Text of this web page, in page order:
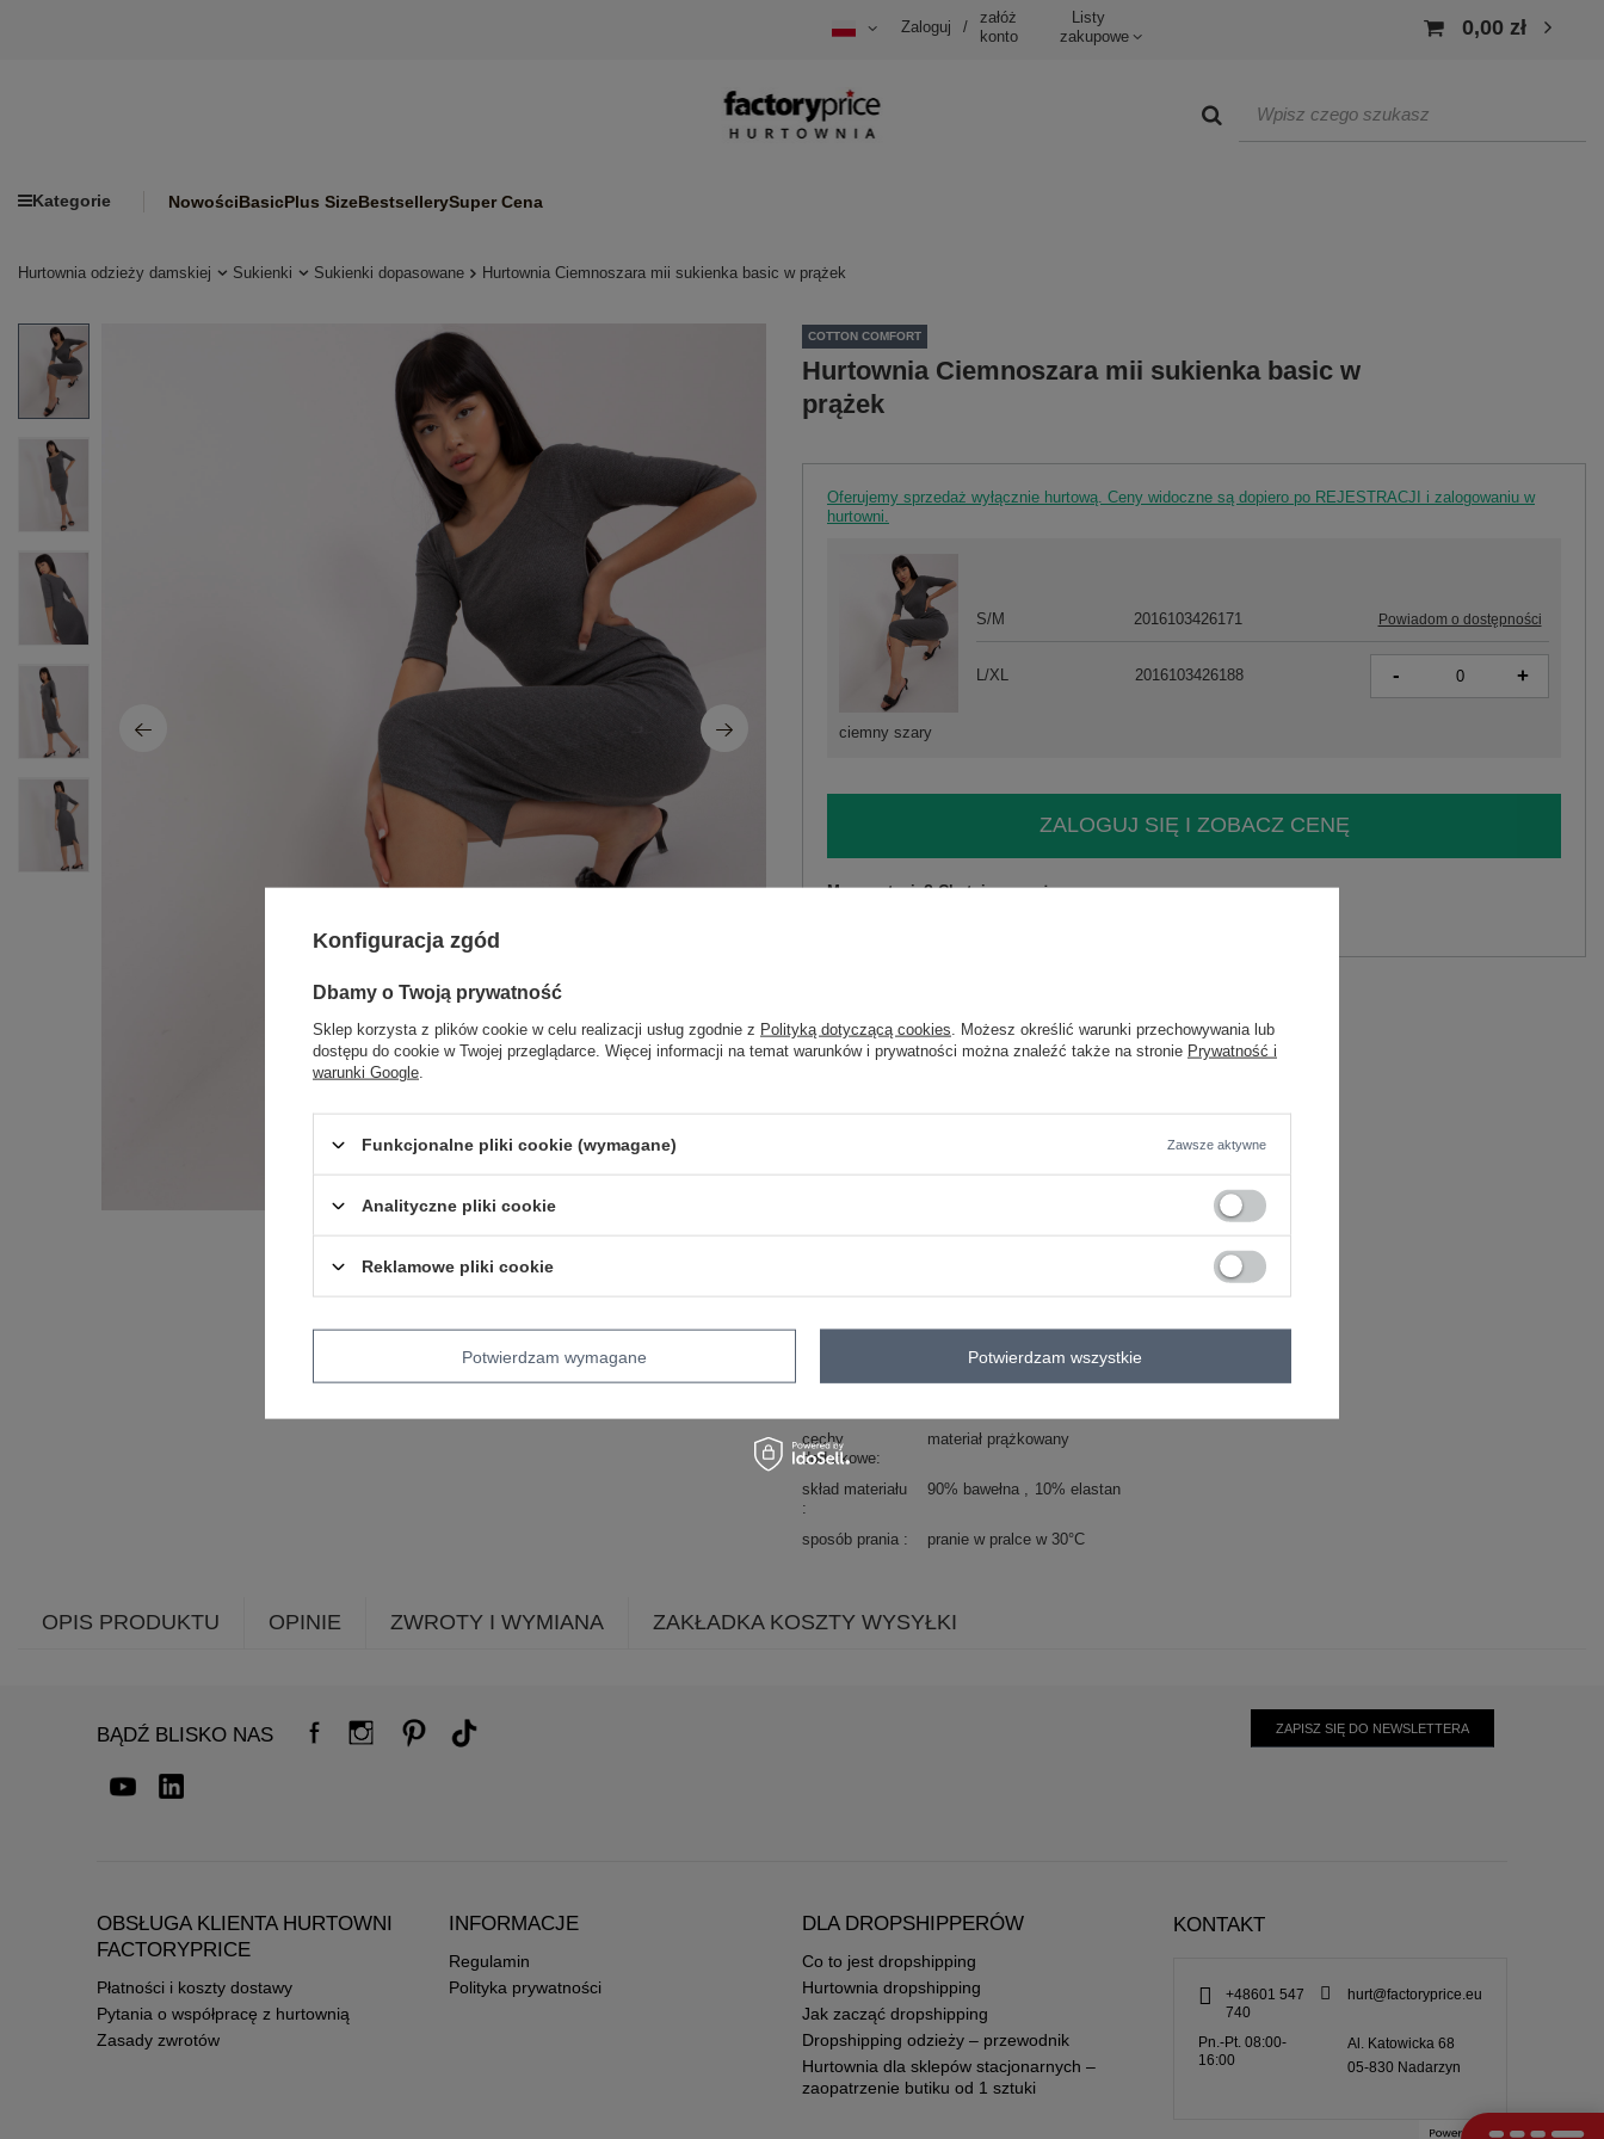
Zaloguj /
załóż
konto
Listy
zakupowe
0,00 zł
Kategorie NowościBasicPlus SizeBestsellerySuper Cena
Hurtownia odzieży damskiej Sukienki Sukienki dopasowane Hurtownia Ciemnoszara mii sukienka basic w prążek
COTTON COMFORT
Hurtownia Ciemnoszara mii sukienka basic w
prążek
Oferujemy sprzedaż wyłącznie hurtową. Ceny widoczne są dopiero po REJESTRACJI i zalogowaniu w
hurtowni.
ciemny szary
S/M 2016103426171 Powiadom o dostępności
L/XL 2016103426188 - +
ZALOGUJ SIĘ I ZOBACZ CENĘ
Masz pytanie? Chętnie pomożemy.
Kod produktu
EM-SK-HS-21-503.43P
cechy
dodatkowe
materiał prążkowany
skład materiału 90% bawełna 10% elastan
sposób prania pranie w pralce w 30°C
OPIS PRODUKTU OPINIE ZWROTY I WYMIANA ZAKŁADKA KOSZTY WYSYŁKI
BĄDŹ BLISKO NAS ZAPISZ SIĘ DO NEWSLETTERA
OBSŁUGA KLIENTA HURTOWNI
FACTORYPRICE
Płatności i koszty dostawy
Pytania o współpracę z hurtownią
Zasady zwrotów
INFORMACJE
Regulamin
Polityka prywatności
DLA DROPSHIPPERÓW
Co to jest dropshipping
Hurtownia dropshipping
Jak zacząć dropshipping
Dropshipping odzieży – przewodnik
Hurtownia dla sklepów stacjonarnych –
zaopatrzenie butiku od 1 sztuki
KONTAKT
+48601 547
740
hurt@factoryprice.eu
Pn.-Pt. 08:00-
16:00
Al. Katowicka 68
05-830 Nadarzyn
Konfiguracja zgód
Dbamy o Twoją prywatność
Sklep korzysta z plików cookie w celu realizacji usług zgodnie z Polityką dotyczącą cookies . Możesz określić warunki przechowywania lub
dostępu do cookie w Twojej przeglądarce. Więcej informacji na temat warunków i prywatności można znaleźć także na stronie Prywatność i
warunki Google
Funkcjonalne pliki cookie (wymagane) Zawsze aktywne
Analityczne pliki cookie
Reklamowe pliki cookie
Potwierdzam wymagane Potwierdzam wszystkie